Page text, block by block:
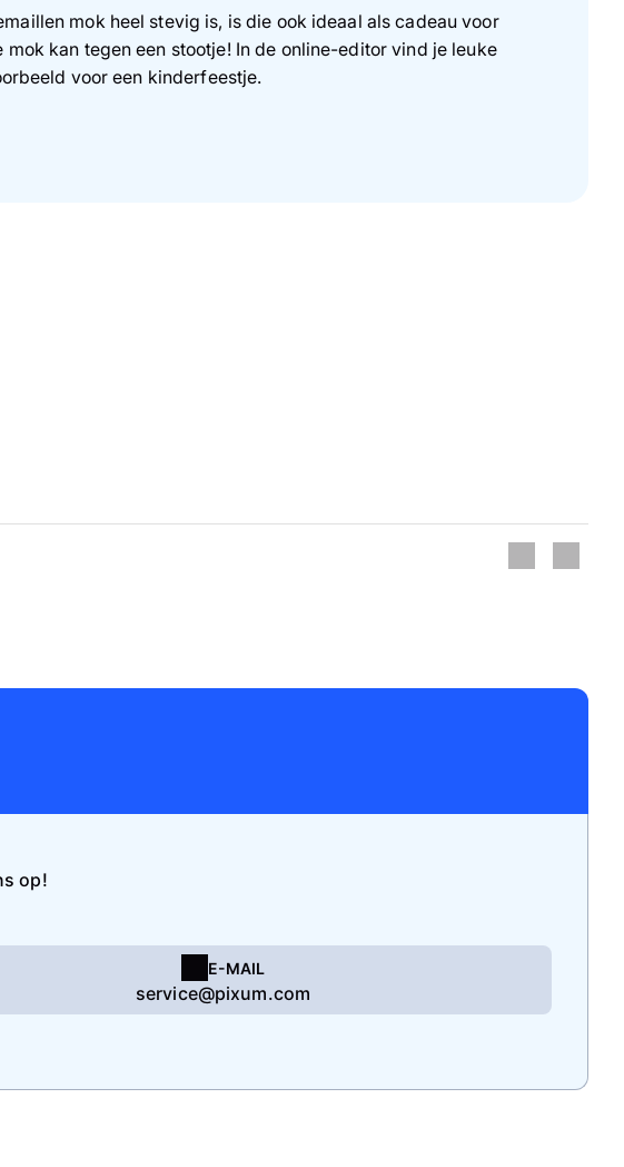
mok heel stevig is, is die ook ideaal als cadeau voor
mok kan tegen een stootje! In de online-editor vind je leuke
voor een kinderfeestje.
op!
E-MAIL
service@pixum.com